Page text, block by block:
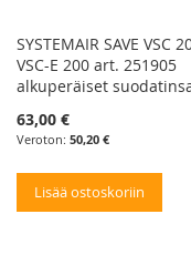
SYSTEMAIR SAVE VSC
VSC-E 200 art. 251905
alkuperäiset
63,00 €
50,20 €
Lisää ostoskoriin